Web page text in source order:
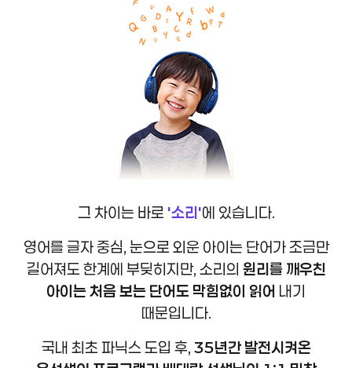
그 차이는 바로 '소리'에 있습니다.
영어를 글자 중심, 눈으로 외운 아이는 단어가 조금만
길어져도 한계에 부딪히지만, 소리의 원리를 깨우친
아이는 처음 보는 단어도 막힘없이 읽어 내기
때문입니다.
국내 최초 파닉스 도입 후, 35년간 발전시켜온